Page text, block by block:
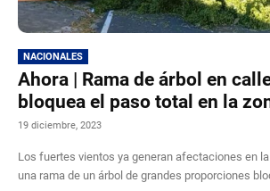
NACIONALES
Ahora | Rama de árbol en
bloquea el paso total en la
19 diciembre, 2023
Los fuertes vientos ya generan afectaciones en
una rama de un árbol de grandes proporciones